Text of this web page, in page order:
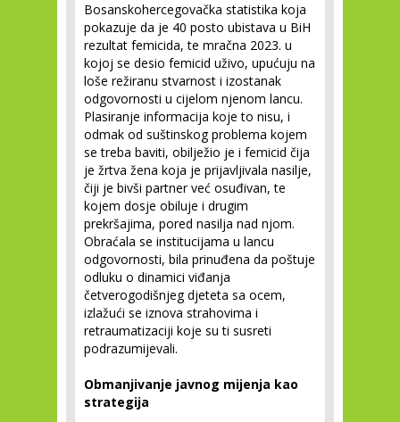
Bosanskohercegovačka statistika koja
pokazuje da je 40 posto ubistava u BiH
rezultat femicida, te mračna 2023. u
kojoj se desio femicid uživo, upućuju na
loše režiranu stvarnost i izostanak
odgovornosti u cijelom njenom lancu.
Plasiranje informacija koje to nisu, i
odmak od suštinskog problema kojem
se treba baviti, obilježio je i femicid čija
je žrtva žena koja je prijavljivala nasilje,
čiji je bivši partner već osuđivan, te
kojem dosje obiluje i drugim
prekršajima, pored nasilja nad njom.
Obraćala se institucijama u lancu
odgovornosti, bila prinuđena da poštuje
odluku o dinamici viđanja
četverogodišnjeg djeteta sa ocem,
izlažući se iznova strahovima i
retraumatizaciji koje su ti susreti
podrazumijevali.
Obmanjivanje javnog mijenja kao
strategija